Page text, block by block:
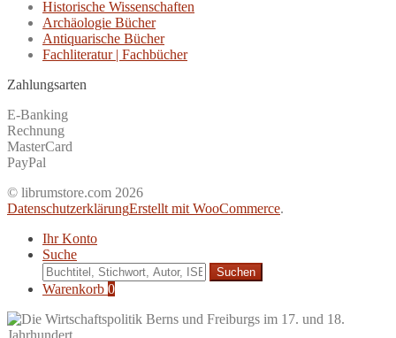
Historische Wissenschaften
Archäologie Bücher
Antiquarische Bücher
Fachliteratur | Fachbücher
Zahlungsarten
E-Banking
Rechnung
MasterCard
PayPal
© librumstore.com 2026
DatenschutzerklärungErstellt mit WooCommerce.
Ihr Konto
Suche
Suche
nach:
Warenkorb 0